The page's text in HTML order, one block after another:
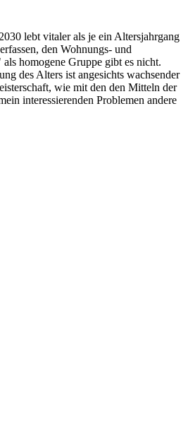
lebt vitaler als je ein Altersjahrgang
den Wohnungs- und
homogene Gruppe gibt es nicht.
des Alters ist angesichts wachsender
wie mit den den Mitteln der
interessierenden Problemen andere